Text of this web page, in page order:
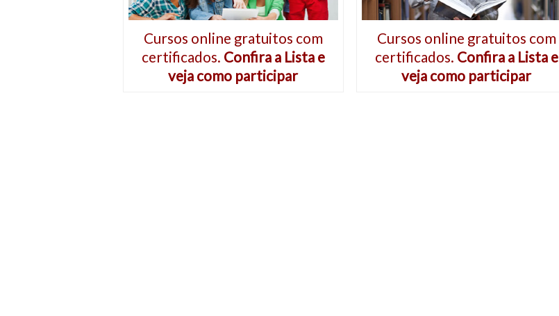
Cursos online gratuitos com
certificados. Confira a Lista e
veja como participar
Cursos online gratuitos com
certificados. Confira a Lista e
veja como participar